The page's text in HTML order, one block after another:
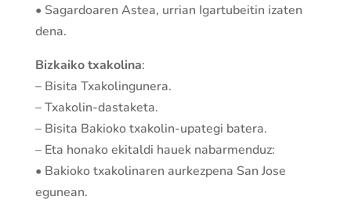
• Sagardoaren Astea, urrian Igartubeitin izaten
dena.
Bizkaiko txakolina:
– Bisita Txakolingunera.
– Txakolin-dastaketa.
– Bisita Bakioko txakolin-upategi batera.
– Eta honako ekitaldi hauek nabarmenduz:
• Bakioko txakolinaren aurkezpena San Jose
egunean.